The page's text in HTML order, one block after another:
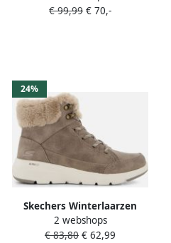
€ 99,99 € 70,-
24%
Skechers Winterlaarzen
GLACIAL ULTRA-COZYLY
high top sneaker met
2 webshops
€ 83,80 € 62,99